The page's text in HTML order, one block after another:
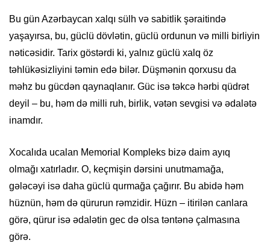
Bu gün Azərbaycan xalqı sülh və sabitlik şəraitində
yaşayırsa, bu, güclü dövlətin, güclü ordunun və milli birliyin
nəticəsidir. Tarix göstərdi ki, yalnız güclü xalq öz
təhlükəsizliyini təmin edə bilər. Düşmənin qorxusu da
məhz bu gücdən qaynaqlanır. Güc isə təkcə hərbi qüdrət
deyil – bu, həm də milli ruh, birlik, vətən sevgisi və ədalətə
inamdır.
Xocalıda ucalan Memorial Kompleks bizə daim ayıq
olmağı xatırladır. O, keçmişin dərsini unutmamağa,
gələcəyi isə daha güclü qurmağa çağırır. Bu abidə həm
hüznün, həm də qürurun rəmzidir. Hüzn – itirilən canlara
görə, qürur isə ədalətin gec də olsa təntənə çalmasına
görə.